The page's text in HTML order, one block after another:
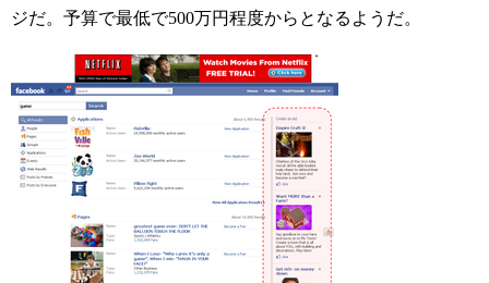
ジだ。予算で最低で500万円程度からとなるようだ。